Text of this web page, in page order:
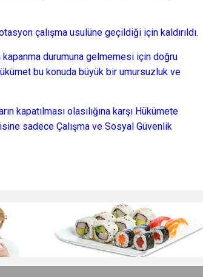
çalışma usulüne geçildiği için kaldırıldı.
durumuna gelmemesi için doğru
bu konuda büyük bir umursuzluk ve
kapatılması olasılığına karşı Hükümete
sadece Çalışma ve Sosyal Güvenlik